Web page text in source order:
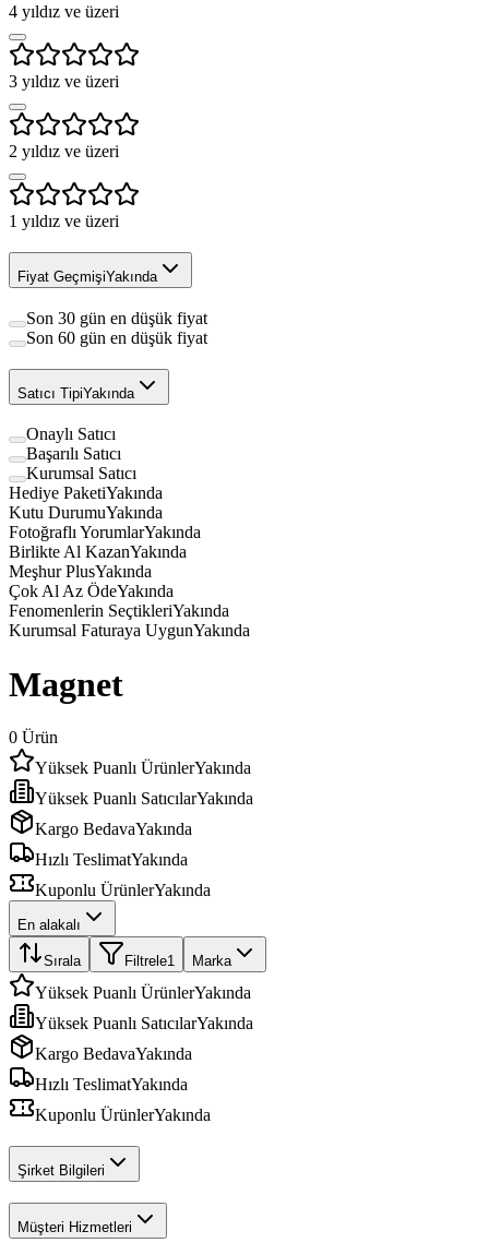
4 yıldız ve üzeri
3 yıldız ve üzeri
2 yıldız ve üzeri
1 yıldız ve üzeri
Fiyat GeçmişiYakında
Son 30 gün en düşük fiyat
Son 60 gün en düşük fiyat
Satıcı TipiYakında
Onaylı Satıcı
Başarılı Satıcı
Kurumsal Satıcı
Hediye PaketiYakında
Kutu DurumuYakında
Fotoğraflı YorumlarYakında
Birlikte Al KazanYakında
Meşhur PlusYakında
Çok Al Az ÖdeYakında
Fenomenlerin SeçtikleriYakında
Kurumsal Faturaya UygunYakında
Magnet
0 Ürün
Yüksek Puanlı ÜrünlerYakında
Yüksek Puanlı SatıcılarYakında
Kargo BedavaYakında
Hızlı TeslimatYakında
Kuponlu ÜrünlerYakında
En alakalı
Sırala Filtrele1 Marka
Yüksek Puanlı ÜrünlerYakında
Yüksek Puanlı SatıcılarYakında
Kargo BedavaYakında
Hızlı TeslimatYakında
Kuponlu ÜrünlerYakında
Şirket Bilgileri
Müşteri Hizmetleri